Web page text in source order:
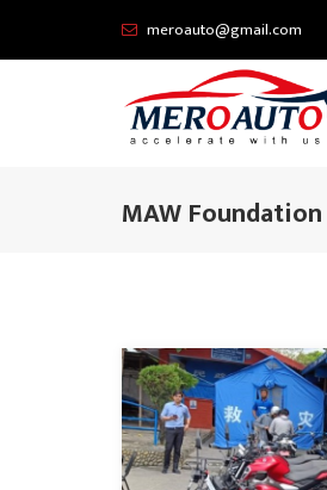
meroauto@gmail.com
MAW Foundation